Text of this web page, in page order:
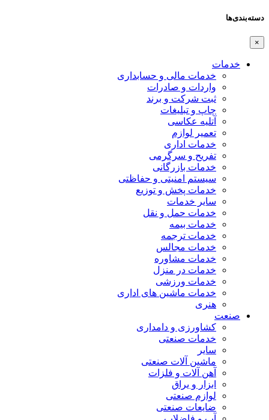
دسته‌بندی‌ها
×
خدمات
خدمات مالی و حسابداری
واردات و صادرات
ثبت شرکت و برند
چاپ و تبلیغات
آتلیه عکاسی
تعمیر لوازم
خدمات اداری
تفریح و سرگرمی
خدمات بازرگانی
سیستم امنیتی و حفاظتی
خدمات پخش و توزیع
سایر خدمات
خدمات حمل و نقل
خدمات بیمه
خدمات ترجمه
خدمات مجالس
خدمات مشاوره
خدمات در منزل
خدمات ورزشی
خدمات ماشین های اداری
هنری
صنعت
کشاورزی و دامداری
خدمات صنعتی
سایر
ماشین آلات صنعتی
آهن آلات و فلزات
ابزار و یراق
لوازم صنعتی
ضایعات صنعتی